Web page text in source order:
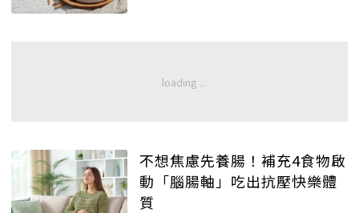
不想焦慮先養腸！補充4食物啟
動「腦腸軸」吃出抗壓快樂體
質